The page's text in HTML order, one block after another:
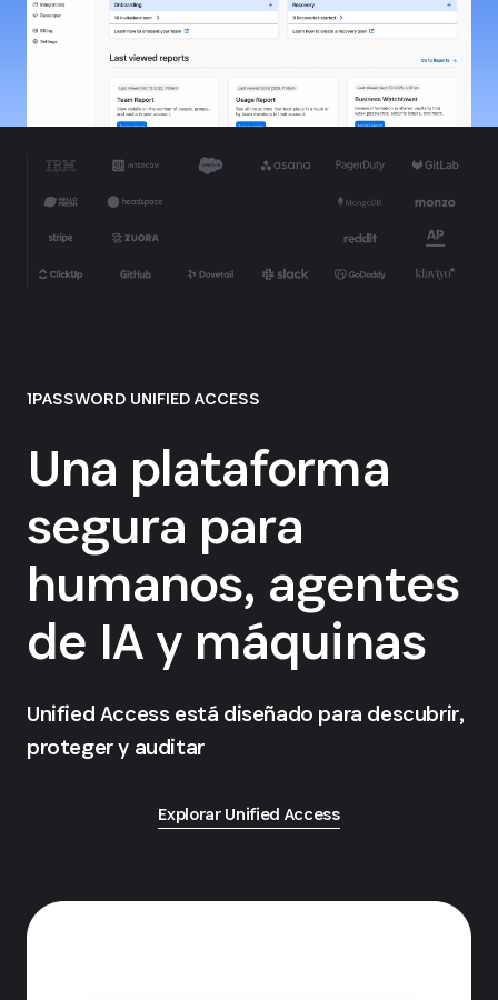
1PASSWORD UNIFIED ACCESS
Una plataforma
segura para
humanos, agentes
de IA y máquinas
Unified Access está diseñado para descubrir,
proteger y auditar
Explorar Unified Access